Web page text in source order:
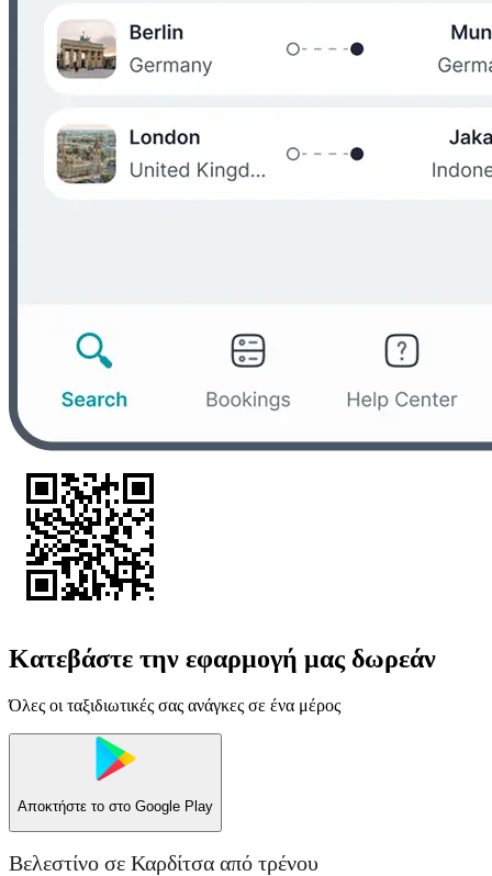
Κατεβάστε την εφαρμογή μας δωρεάν
Όλες οι ταξιδιωτικές σας ανάγκες σε ένα μέρος
Αποκτήστε το στο Google Play
Βελεστίνο σε Καρδίτσα από τρένου